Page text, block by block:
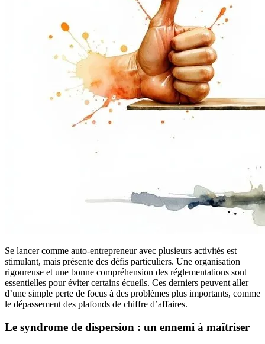
Se lancer comme auto-entrepreneur avec plusieurs activités est
stimulant, mais présente des défis particuliers. Une organisation
rigoureuse et une bonne compréhension des réglementations sont
essentielles pour éviter certains écueils. Ces derniers peuvent aller
d’une simple perte de focus à des problèmes plus importants, comme
le dépassement des plafonds de chiffre d’affaires.
Le syndrome de dispersion : un ennemi à maîtriser